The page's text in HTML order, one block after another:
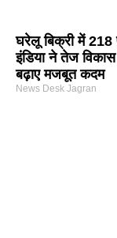
घरेलू बिक्री में 218
इंडिया ने तेज
बढ़ाए मजबूत कदम
News Desk Jagran